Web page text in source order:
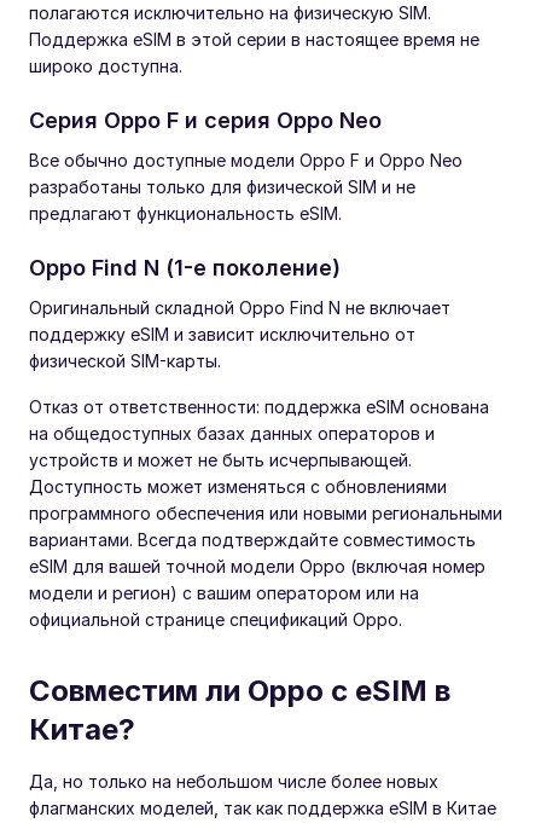
полагаются исключительно на физическую SIM.
Поддержка eSIM в этой серии в настоящее время не
широко доступна.
Серия Oppo F и серия Oppo Neo
Все обычно доступные модели Oppo F и Oppo Neo
разработаны только для физической SIM и не
предлагают функциональность eSIM.
Oppo Find N (1-е поколение)
Оригинальный складной Oppo Find N не включает
поддержку eSIM и зависит исключительно от
физической SIM-карты.
Отказ от ответственности: поддержка eSIM основана
на общедоступных базах данных операторов и
устройств и может не быть исчерпывающей.
Доступность может изменяться с обновлениями
программного обеспечения или новыми региональными
вариантами. Всегда подтверждайте совместимость
eSIM для вашей точной модели Oppo (включая номер
модели и регион) с вашим оператором или на
официальной странице спецификаций Oppo.
Совместим ли Oppo с eSIM в
Китае?
Да, но только на небольшом числе более новых
флагманских моделей, так как поддержка eSIM в Китае